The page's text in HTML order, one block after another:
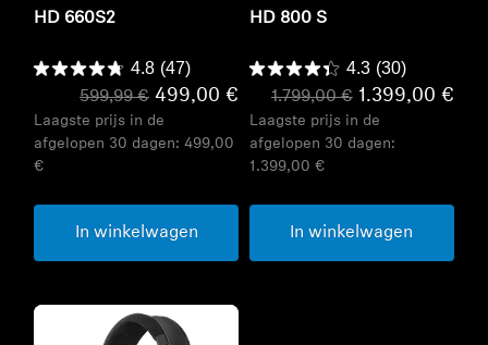
HD 660S2
4.8 (47)
599,99 € 499,00 €
Laagste prijs in de
afgelopen 30 dagen: 499,00
€
In winkelwagen
HD 800 S
4.3 (30)
1.799,00 € 1.399,00 €
Laagste prijs in de
afgelopen 30 dagen:
1.399,00 €
In winkelwagen